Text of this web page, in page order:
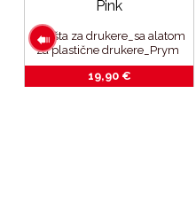
Kliješta za drukere_sa alatom
za plastične drukere_Prym
Love VARIO Pink
19,90 €